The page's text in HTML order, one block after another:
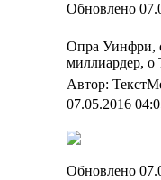
Обновлено
Опра Уинфри,
миллиардер,
Автор:
07.05.2016
Обновлено